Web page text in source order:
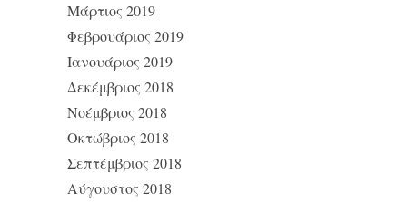
Μάρτιος 2019
Φεβρουάριος 2019
Ιανουάριος 2019
Δεκέμβριος 2018
Νοέμβριος 2018
Οκτώβριος 2018
Σεπτέμβριος 2018
Αύγουστος 2018